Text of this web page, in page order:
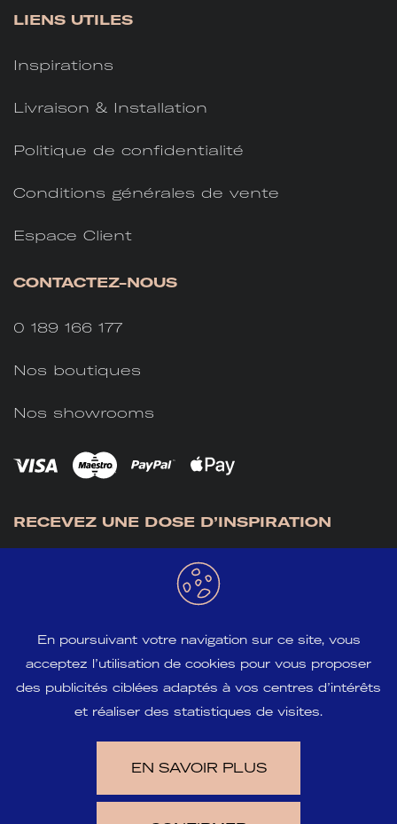
LIENS UTILES
Inspirations
Livraison & Installation
Politique de confidentialité
Conditions générales de vente
Espace Client
CONTACTEZ-NOUS
0 189 166 177
Nos boutiques
Nos showrooms
RECEVEZ UNE DOSE D’INSPIRATION
S'INSCRIRE
En poursuivant votre navigation sur ce site, vous
acceptez l’utilisation de cookies pour vous proposer
des publicités ciblées adaptés à vos centres d’intérêts
et réaliser des statistiques de visites.
EN SAVOIR PLUS